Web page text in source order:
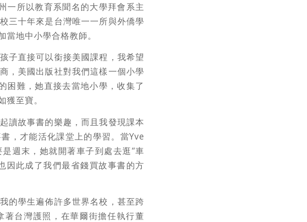
一所以教育系聞名的大學拜會系主
三十年來是台灣唯一一所與外僑學
地中小學合格教師。
子直接可以銜接美國課程，我希望
，美國出版社對我們這樣一個小學
困難，她直接去當地小學，收集了
至寶。
讀故事書的樂趣，而且我發現課本
，才能活化課堂上的學習。當Yve
週末，她就開著車子到處去逛“車
因此成了我們最省錢買故事書的方
的學生遍佈許多世界名校，甚至跨
台灣護照，在華爾街擔任執行董